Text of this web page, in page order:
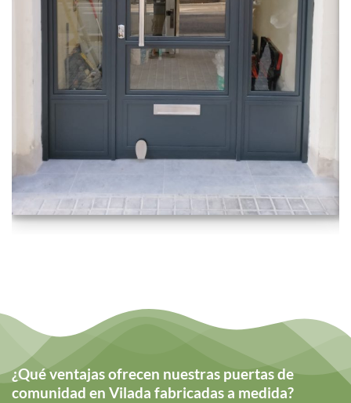
¿Qué ventajas ofrecen nuestras puertas de
comunidad en Vilada fabricadas a medida?